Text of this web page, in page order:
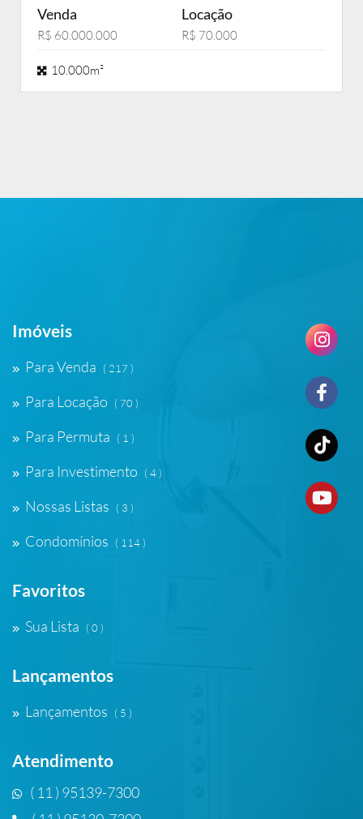
Venda
R$ 60.000.000
Locação
R$ 70.000
10.000m²
Imóveis
Para Venda ( 217 )
Para Locação ( 70 )
Para Permuta ( 1 )
Para Investimento ( 4 )
Nossas Listas ( 3 )
Condomínios ( 114 )
Favoritos
Sua Lista ( 0 )
Lançamentos
Lançamentos ( 5 )
Atendimento
( 11 ) 95139-7300